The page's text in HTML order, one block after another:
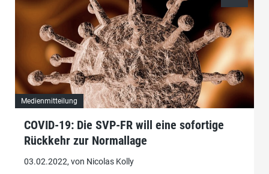
Medienmitteilung
COVID-19: Die SVP-FR will eine sofortige
Rückkehr zur Normallage
03.02.2022, von Nicolas Kolly